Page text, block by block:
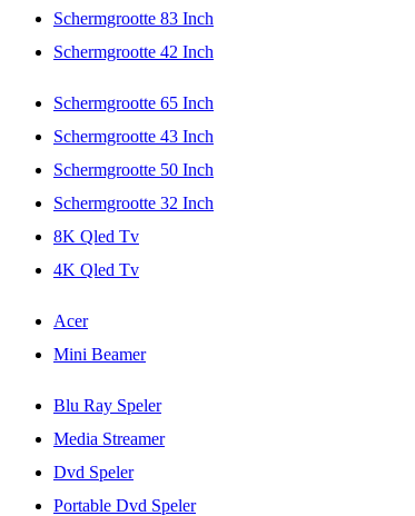
Schermgrootte 83 Inch
Schermgrootte 42 Inch
Schermgrootte 65 Inch
Schermgrootte 43 Inch
Schermgrootte 50 Inch
Schermgrootte 32 Inch
8K Qled Tv
4K Qled Tv
Acer
Mini Beamer
Blu Ray Speler
Media Streamer
Dvd Speler
Portable Dvd Speler